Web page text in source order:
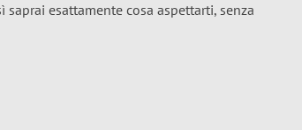
saprai esattamente cosa aspettarti, senza